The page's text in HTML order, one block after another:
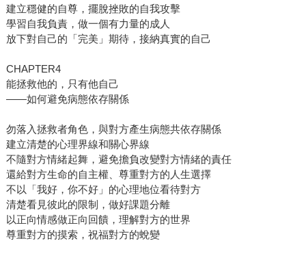
建立穩健的自尊，擺脫挫敗的自我攻擊
學習自我負責，做一個有力量的成人
放下對自己的「完美」期待，接納真實的自己
CHAPTER4
能拯救他的，只有他自己
——如何避免病態依存關係
勿落入拯救者角色，與對方產生病態共依存關係
建立清楚的心理界線和關心界線
不隨對方情緒起舞，避免擔負改變對方情緒的責任
還給對方生命的自主權、尊重對方的人生選擇
不以「我好，你不好」的心理地位看待對方
清楚看見彼此的限制，做好課題分離
以正向情感做正向回饋，理解對方的世界
尊重對方的摸索，祝福對方的蛻變